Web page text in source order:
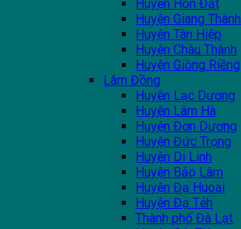
Huyện Hòn Đất
Huyện Giang Thành
Huyện Tân Hiệp
Huyện Châu Thành
Huyện Giồng Riềng
Lâm Đồng
Huyện Lạc Dương
Huyện Lâm Hà
Huyện Đơn Dương
Huyện Đức Trọng
Huyện Di Linh
Huyện Bảo Lâm
Huyện Đạ Huoai
Huyện Đạ Tẻh
Thành phố Đà Lạt